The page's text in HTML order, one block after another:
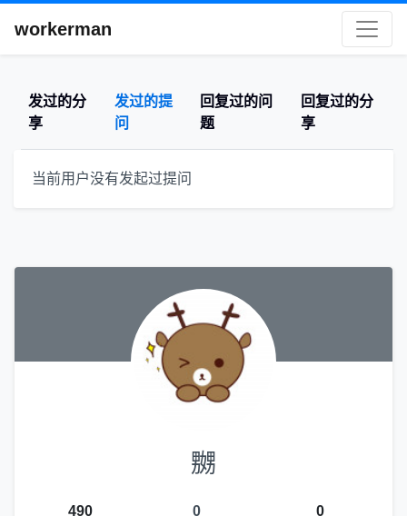
workerman
发过的分
享
发过的提
问
回复过的问
题
回复过的分
享
当前用户没有发起过提问
嬲
490
0
0